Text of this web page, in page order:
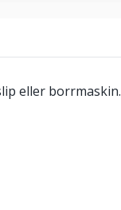
eller borrmaskin.